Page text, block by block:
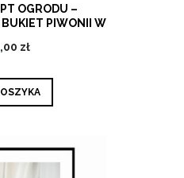
OGRODU –
PIWONII W
zł